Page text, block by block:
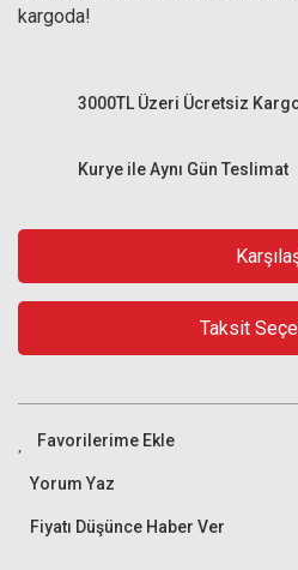
kargoda!
Kurye ile Aynı Gün Teslimat
3000TL Üzeri Ücretsiz
Taksit
Yorum Yaz
Fiyatı Düşünce Haber Ver